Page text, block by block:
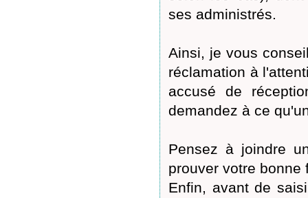
ses administrés.
Ainsi, je vous
réclamation à
accusé de
demandez à ce
Pensez à joindre
prouver votre bonne
Enfin, avant de